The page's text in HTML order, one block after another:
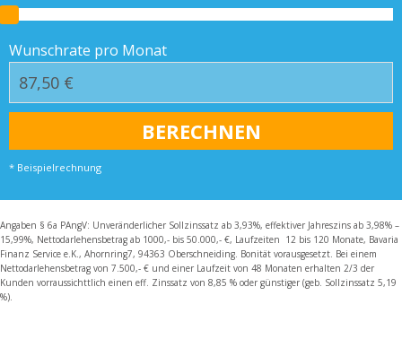
Wunschrate pro Monat
* Beispielrechnung
Angaben § 6a PAngV: Unveränderlicher Sollzinssatz ab 3,93%, effektiver Jahreszins ab 3,98% –
15,99%, Nettodarlehensbetrag ab 1000,- bis 50.000,- €, Laufzeiten 12 bis 120 Monate, Bavaria
Finanz Service e.K., Ahornring7, 94363 Oberschneiding. Bonität vorausgesetzt. Bei einem
Nettodarlehensbetrag von 7.500,- € und einer Laufzeit von 48 Monaten erhalten 2/3 der
Kunden vorraussichttlich einen eff. Zinssatz von 8,85 % oder günstiger (geb. Sollzinssatz 5,19
%).